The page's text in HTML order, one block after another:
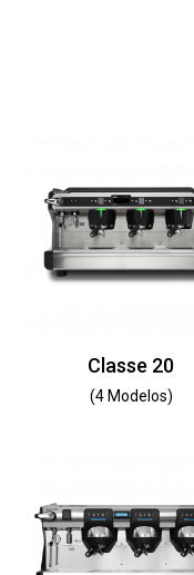
Classe 20
(4 Modelos)